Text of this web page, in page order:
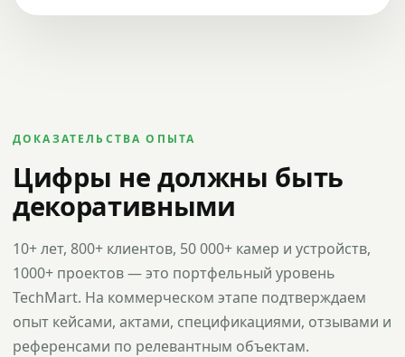
ДОКАЗАТЕЛЬСТВА ОПЫТА
Цифры не должны быть
декоративными
10+ лет, 800+ клиентов, 50 000+ камер и устройств,
1000+ проектов — это портфельный уровень
TechMart. На коммерческом этапе подтверждаем
опыт кейсами, актами, спецификациями, отзывами и
референсами по релевантным объектам.